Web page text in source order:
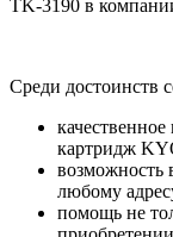
TK-3190 в
Среди достоинств
картридж
возможность
любому
помощь не